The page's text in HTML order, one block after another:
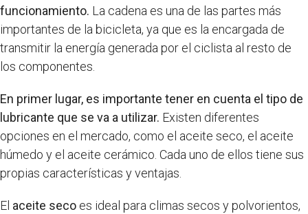
funcionamiento. La cadena es una de las partes más
importantes de la bicicleta, ya que es la encargada de
transmitir la energía generada por el ciclista al resto de
los componentes.
En primer lugar, es importante tener en cuenta el tipo de
lubricante que se va a utilizar. Existen diferentes
opciones en el mercado, como el aceite seco, el aceite
húmedo y el aceite cerámico. Cada uno de ellos tiene sus
propias características y ventajas.
El aceite seco es ideal para climas secos y polvorientos,